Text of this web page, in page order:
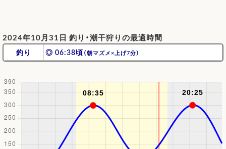
2024年10月31日 釣り・潮干狩りの最適時間
釣り ◎ 06:38頃（朝マズメ×上げ7分）